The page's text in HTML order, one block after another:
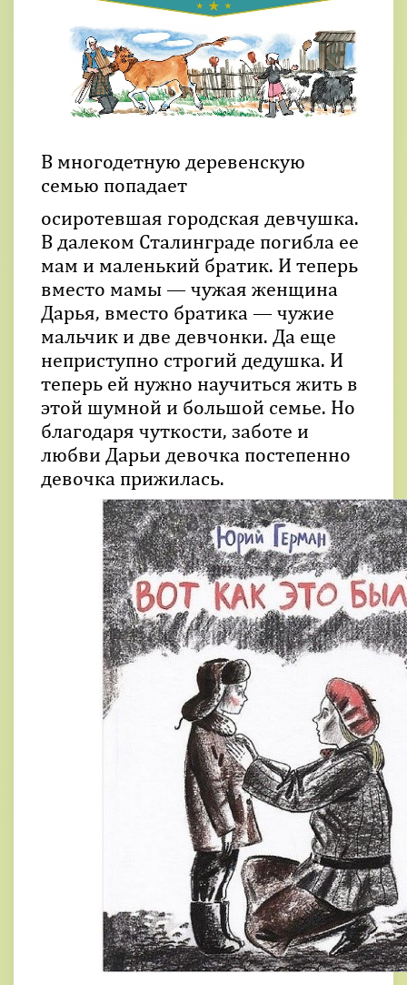
В многодетную деревенскую
семью попадает
осиротевшая городская девчушка.
В далеком Сталинграде погибла ее
мам и маленький братик. И теперь
вместо мамы — чужая женщина
Дарья, вместо братика — чужие
мальчик и две девчонки. Да еще
неприступно строгий дедушка. И
теперь ей нужно научиться жить в
этой шумной и большой семье. Но
благодаря чуткости, заботе и
любви Дарьи девочка постепенно
девочка прижилась.